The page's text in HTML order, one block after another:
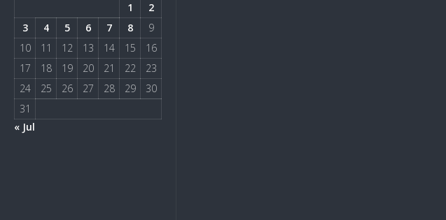
1
2
3
4 5 6 7 8
9
10
11 12 13 14 15
16
17
18 19 20 21 22
23
24
25 26 27 28 29
30
31
« Jul